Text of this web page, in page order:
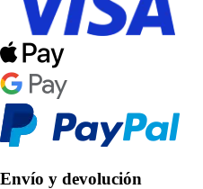
Envío y devolución